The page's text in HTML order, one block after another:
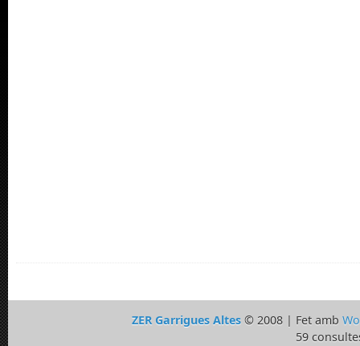
ZER Garrigues Altes © 2008 | Fet amb
59